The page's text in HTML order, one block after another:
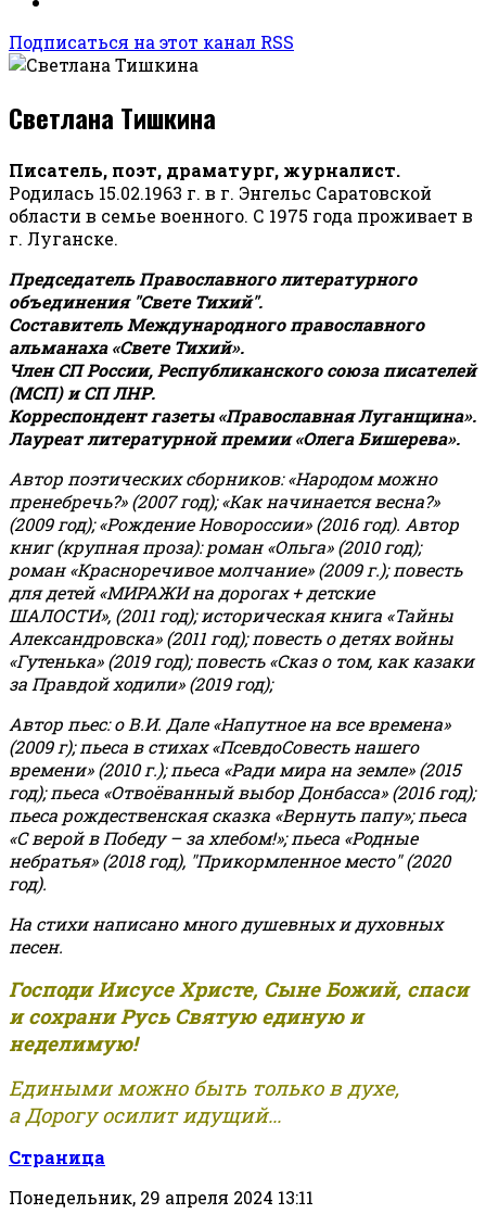
Подписаться на этот канал RSS
Светлана Тишкина
Писатель, поэт, драматург, журналист.
Родилась 15.02.1963 г. в г. Энгельс Саратовской
области в семье военного. С 1975 года проживает в
г. Луганске.
Председатель Православного литературного
объединения "Свете Тихий".
Составитель Международного православного
альманаха «Свете Тихий».
Член СП России, Республиканского союза писателей
(МСП) и СП ЛНР.
Корреспондент газеты «Православная Луганщина».
Лауреат литературной премии «Олега Бишерева».
Автор поэтических сборников: «Народом можно
пренебречь?» (2007 год); «Как начинается весна?»
(2009 год); «Рождение Новороссии» (2016 год). Автор
книг (крупная проза): роман «Ольга» (2010 год);
роман «Красноречивое молчание» (2009 г.); повесть
для детей «МИРАЖИ на дорогах + детские
ШАЛОСТИ», (2011 год); историческая книга «Тайны
Александровска» (2011 год); повесть о детях войны
«Гутенька» (2019 год); повесть «Сказ о том, как казаки
за Правдой ходили» (2019 год);
Автор пьес: о В.И. Дале «Напутное на все времена»
(2009 г); пьеса в стихах «ПсевдоСовесть нашего
времени» (2010 г.); пьеса «Ради мира на земле» (2015
год); пьеса «Отвоёванный выбор Донбасса» (2016 год);
пьеса рождественская сказка «Вернуть папу»; пьеса
«С верой в Победу – за хлебом!»;пьеса «Родные
небратья» (2018 год), "Прикормленное место" (2020
год).
На стихи написано много душевных и духовных
песен.
Господи Иисусе Христе, Сыне Божий, спаси
и сохрани Русь Святую единую и
неделимую!
Едиными можно быть только в духе,
а Дорогу осилит идущий...
Страница
Понедельник, 29 апреля 2024 13:11